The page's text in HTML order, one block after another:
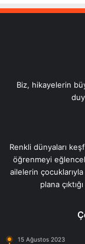
Biz, hikayelerin
Renkli dünyaları
öğrenmeyi
ailelerin
plana
15 Ağustos 2023